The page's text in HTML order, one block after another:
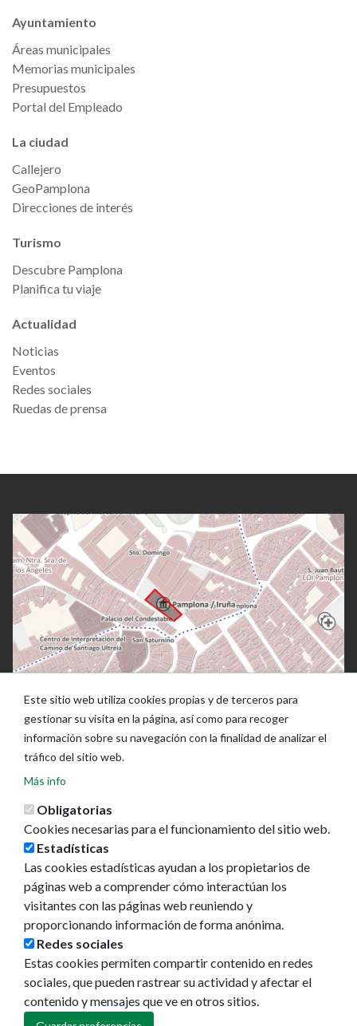
Ayuntamiento
Áreas municipales
Memorias municipales
Presupuestos
Portal del Empleado
La ciudad
Callejero
GeoPamplona
Direcciones de interés
Turismo
Descubre Pamplona
Planifica tu viaje
Actualidad
Noticias
Eventos
Redes sociales
Ruedas de prensa
Ayuntamiento de Pamplona
Plaza Consistorial, s/n
31001 - Pamplona
948 420 100
pamplona@pamplona.es
Footer
menu
Aviso legal
Política de cookies
Este sitio web utiliza cookies propias y de terceros para
gestionar su visita en la página, así como para recoger
información sobre su navegación con la finalidad de analizar el
tráfico del sitio web.
Más info
Obligatorias
Cookies necesarias para el funcionamiento del sitio web.
Estadísticas
Las cookies estadísticas ayudan a los propietarios de
páginas web a comprender cómo interactúan los
visitantes con las páginas web reuniendo y
proporcionando información de forma anónima.
Redes sociales
Estas cookies permiten compartir contenido en redes
sociales, que pueden rastrear su actividad y afectar el
contenido y mensajes que ve en otros sitios.